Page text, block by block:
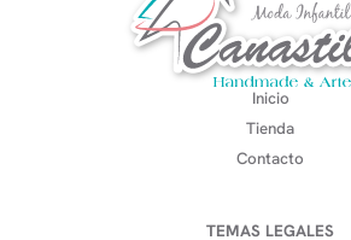
Inicio
Tienda
Contacto
TEMAS LEGALES